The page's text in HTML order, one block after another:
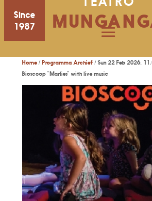
Since
1987
Home/ Programma Archief/ Sun 22 Feb 2026,
Bioscoop “Marlies” with live music